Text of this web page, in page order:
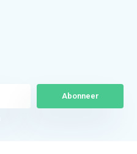
Abonneer